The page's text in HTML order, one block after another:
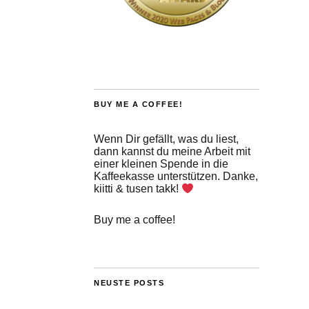
BUY ME A COFFEE!
Wenn Dir gefällt, was du liest,
dann kannst du meine Arbeit mit
einer kleinen Spende in die
Kaffeekasse unterstützen. Danke,
kiitti & tusen takk!
Buy me a coffee!
NEUSTE POSTS